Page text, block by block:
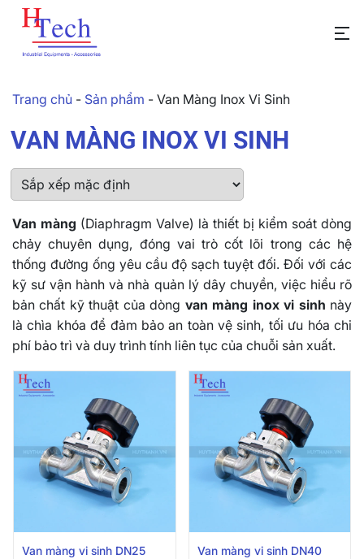
Trang chủ - Sản phẩm - Van Màng Inox Vi Sinh
VAN MÀNG INOX VI SINH
Van màng (Diaphragm Valve) là thiết bị kiểm soát dòng
chảy chuyên dụng, đóng vai trò cốt lõi trong các hệ
thống đường ống yêu cầu độ sạch tuyệt đối. Đối với các
kỹ sư vận hành và nhà quản lý dây chuyền, việc hiểu rõ
bản chất kỹ thuật của dòng van màng inox vi sinh này
là chìa khóa để đảm bảo an toàn vệ sinh, tối ưu hóa chi
phí bảo trì và duy trình tính liên tục của chuỗi sản xuất.
Van màng vi sinh DN25
Van màng vi sinh DN40